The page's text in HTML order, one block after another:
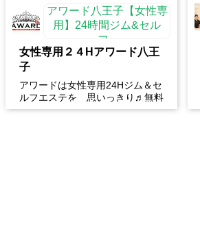
アワード八王子【女性専
用】24時間ジム&セル
フ...
女性専用２４Hアワード八王
子
アワードは女性専用24Hジム＆セ
ルフエステを 思いっきり♬無料
体験開催中